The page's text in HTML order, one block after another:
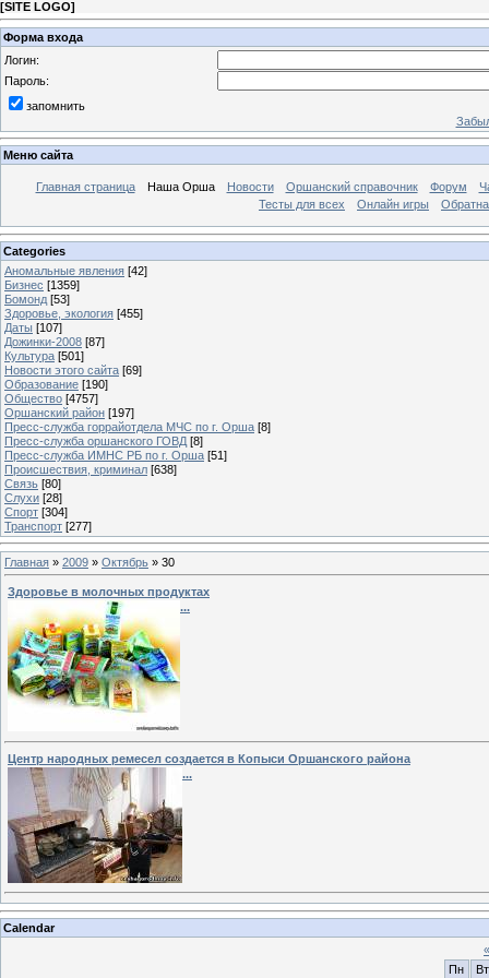
[SITE LOGO]
Форма входа
Логин:
Пароль:
запомнить
Меню сайта
Главная страница Наша Орша Новости Оршанский справочник Форум
Тесты для всех
Онлайн игры
Categories
Аномальные явления [42]
Бизнес [1359]
Бомонд [53]
Здоровье, экология [455]
Даты [107]
Дожинки-2008 [87]
Культура [501]
Новости этого сайта [69]
Образование [190]
Общество [4757]
Оршанский район [197]
Пресс-служба горрайотдела МЧС по г. Орша [8]
Пресс-служба оршанского ГОВД [8]
Пресс-служба ИМНС РБ по г. Орша [51]
Проиcшествия, криминал [638]
Связь [80]
Слухи [28]
Спорт [304]
Транспорт [277]
Главная » 2009 » Октябрь » 30
Здоровье в молочных продуктах
...
Центр народных ремесел создается в Копыси Оршанского района
...
Calendar
«
Пн
Вт